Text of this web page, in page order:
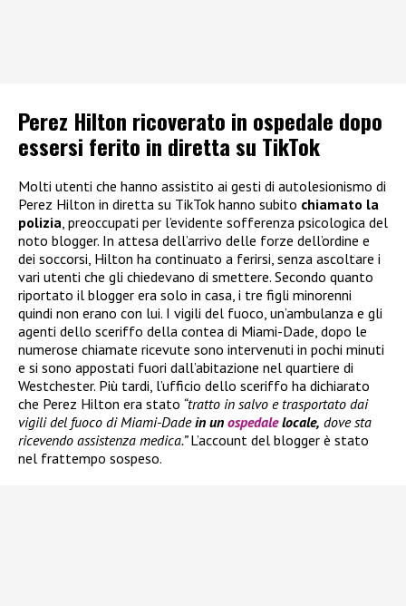
Perez Hilton ricoverato in ospedale dopo
essersi ferito in diretta su TikTok
Molti utenti che hanno assistito ai gesti di autolesionismo di
Perez Hilton in diretta su TikTok hanno subito chiamato la
polizia , preoccupati per l’evidente sofferenza psicologica del
noto blogger. In attesa dell’arrivo delle forze dell’ordine e
dei soccorsi, Hilton ha continuato a ferirsi, senza ascoltare i
vari utenti che gli chiedevano di smettere. Secondo quanto
riportato il blogger era solo in casa, i tre figli minorenni
quindi non erano con lui. I vigili del fuoco, un’ambulanza e gli
agenti dello sceriffo della contea di Miami-Dade, dopo le
numerose chiamate ricevute sono intervenuti in pochi minuti
e si sono appostati fuori dall’abitazione nel quartiere di
Westchester. Più tardi, l’ufficio dello sceriffo ha dichiarato
che Perez Hilton era stato “tratto in salvo e trasportato dai
vigili del fuoco di Miami-Dadein un ospedalelocale, dove sta
ricevendo assistenza medica.”L’account del blogger è stato
nel frattempo sospeso.